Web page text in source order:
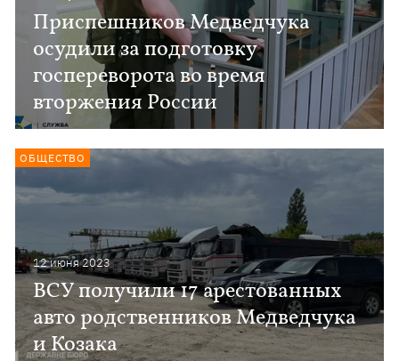
Приспешников Медведчука
осудили за подготовку
госпереворота во время
вторжения России
12 июня 2023
ВСУ получили 17 арестованных
авто родственников Медведчука
и Козака
ОБЩЕСТВО